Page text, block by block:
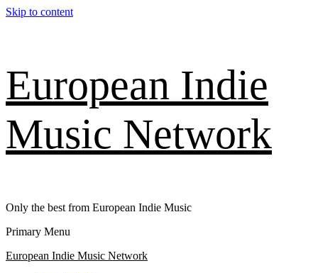
Skip to content
European Indie
Music Network
Only the best from European Indie Music
Primary Menu
European Indie Music Network